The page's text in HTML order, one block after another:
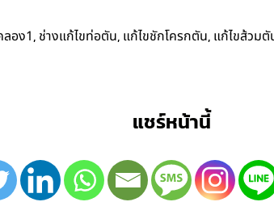
อง1, ช่างแก้ไขท่อตัน, แก้ไขชักโครกตัน, แก้ไขส้วมตั
แชร์หน้านี้